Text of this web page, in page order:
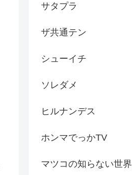
サタプラ
ザ共通テン
シューイチ
ソレダメ
ヒルナンデス
ホンマでっかTV
マツコの知らない世界